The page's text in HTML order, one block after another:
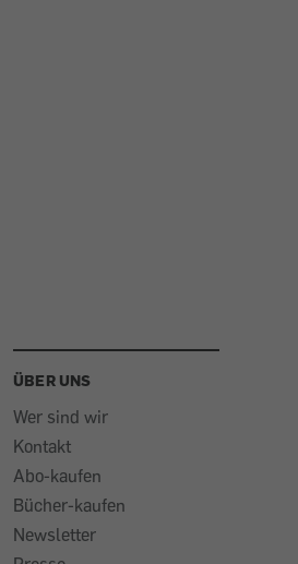
ÜBER UNS
Wer sind wir
Kontakt
Abo-kaufen
Bücher-kaufen
Newsletter